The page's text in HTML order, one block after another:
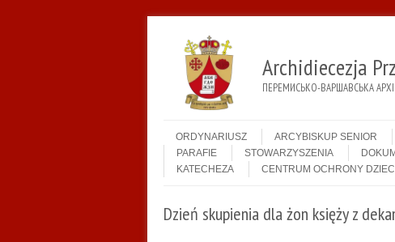
Archidiecezja
ПЕРЕМИСЬКО-ВАРШАВСЬКА
Menu
ORDYNARIUSZ
ARCYBISKUP SENIOR
PARAFIE
STOWARZYSZENIA
KATECHEZA
CENTRUM OCHRONY
Dzień skupienia dla żon księży z